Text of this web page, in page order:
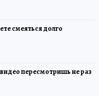
смеяться долго
пересмотришь не раз